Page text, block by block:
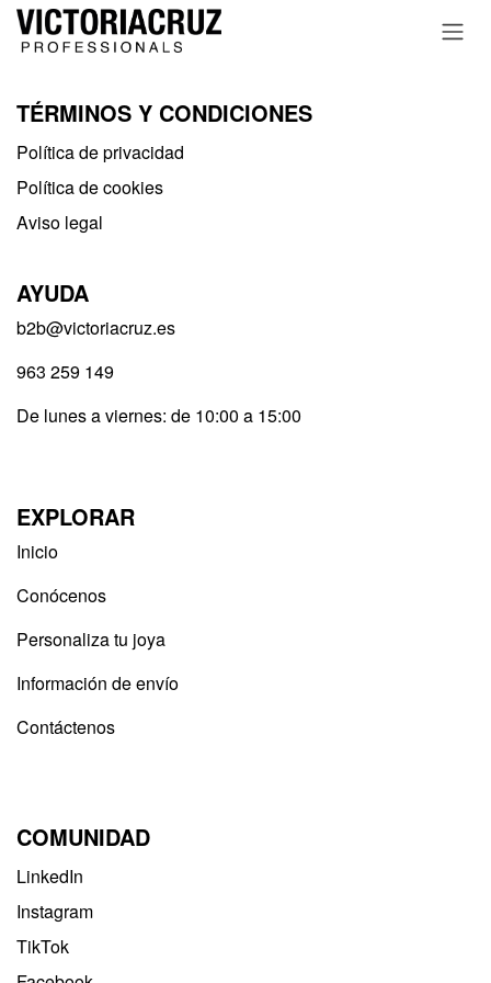
Ir al contenido
TÉRMINOS Y CONDICIONES
Política de privacidad​
Política de cookies
Aviso legal
AYUDA
b2b@victoriacruz.es
963 259 149
De lunes a viernes: de 10:00 a 15:00
EXPLORAR
Inicio
Conócenos
Personaliza tu joya
Información de envío
Contáctenos
COMUNIDAD
LinkedIn
Instagram
TikTok